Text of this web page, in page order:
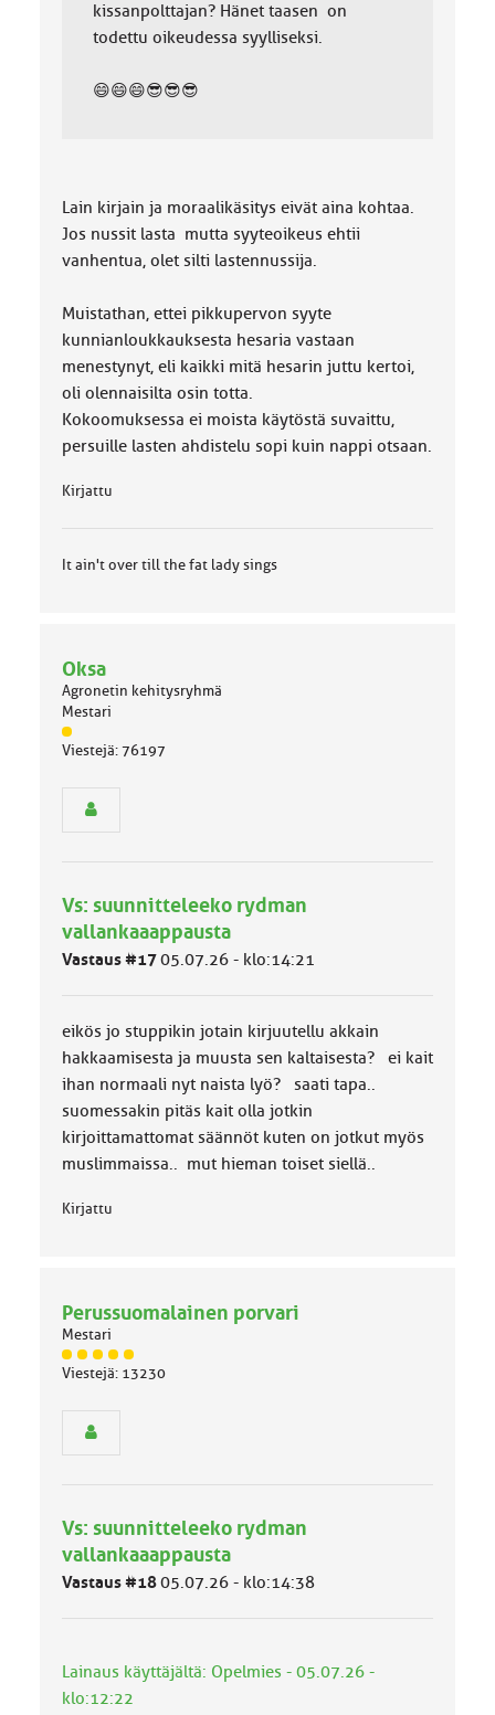
kissanpolttajan? Hänet taasen on
todettu oikeudessa syylliseksi.
😄😄😄😎😎😎
Lain kirjain ja moraalikäsitys eivät aina kohtaa.
Jos nussit lasta mutta syyteoikeus ehtii
vanhentua, olet silti lastennussija.
Muistathan, ettei pikkupervon syyte
kunnianloukkauksesta hesaria vastaan
menestynyt, eli kaikki mitä hesarin juttu kertoi,
oli olennaisilta osin totta.
Kokoomuksessa ei moista käytöstä suvaittu,
persuille lasten ahdistelu sopi kuin nappi otsaan.
Kirjattu
It ain't over till the fat lady sings
Oksa
Agronetin kehitysryhmä
Mestari
J
ä
m
ä
u
k
a
Viestejä: 76197
Vs: suunnitteleeko rydman
vallankaaappausta
Vastaus #1705.07.26 - klo:14:21
eikös jo stuppikin jotain kirjuutellu akkain
hakkaamisesta ja muusta sen kaltaisesta? ei kait
ihan normaali nyt naista lyö? saati tapa..
suomessakin pitäs kait olla jotkin
kirjoittamattomat säännöt kuten on jotkut myös
muslimmaissa.. mut hieman toiset siellä..
Kirjattu
Perussuomalainen porvari
Mestari
J
ä
m
ä
u
a
:
Viestejä: 13230
Vs: suunnitteleeko rydman
vallankaaappausta
Vastaus #1805.07.26 - klo:14:38
Lainaus käyttäjältä: Opelmies - 05.07.26 -
klo:12:22